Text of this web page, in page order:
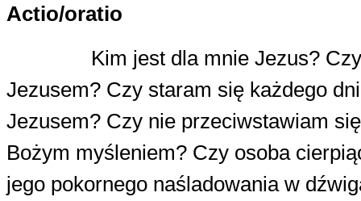
Actio/oratio
Kim jest dla mnie Jezus?
Jezusem? Czy staram się każdego
Jezusem? Czy nie przeciwstawiam
Bożym myśleniem? Czy osoba
jego pokornego naśladowania w